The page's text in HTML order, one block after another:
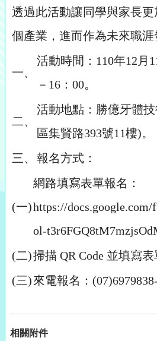
透過此活動讓同學與家長
個產業，進而作為未來職涯
一、
活動時間：110年12月
－16：00。
二、
活動地點：勝億牙體
區集賢路393號11樓)。
三、 報名方式：
(一)
網路填寫表單報名：
https://
ol-
(二)掃描 QR Code 並填寫表
(三)來電報名：
相關附件